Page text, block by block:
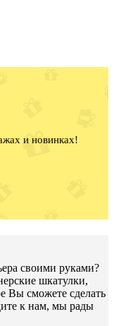
и новинках!
своими руками?
шкатулки,
Вы сможете сделать
к нам, мы рады